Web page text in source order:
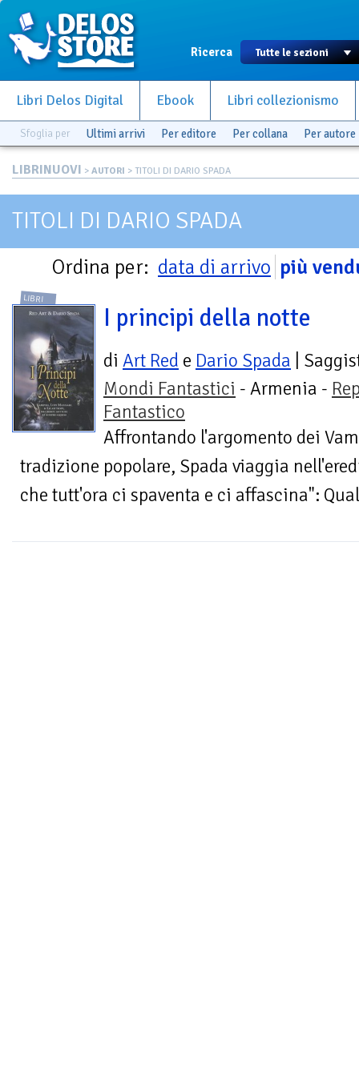
Ricerca
Libri Delos Digital Ebook Libri collezionismo
Sfoglia per Ultimi arrivi Per editore Per collana Per autore
LIBRINUOVI > AUTORI > TITOLI DI DARIO SPADA
TITOLI DI DARIO SPADA
Ordina per: data di arrivo più
LIBRI
I principi della notte
di Art Red e Dario Spada |
Mondi Fantastici - Armenia -
Fantastico
Affrontando l'argomento dei
tradizione popolare, Spada viaggia
che tutt'ora ci spaventa e ci affascina":